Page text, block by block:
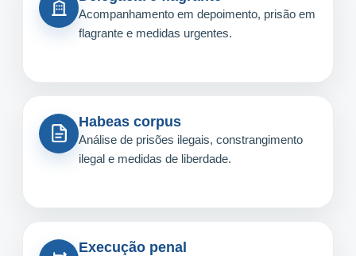
Acompanhamento em depoimento, prisão em
flagrante e medidas urgentes.
Habeas corpus
Análise de prisões ilegais, constrangimento
ilegal e medidas de liberdade.
Execução penal